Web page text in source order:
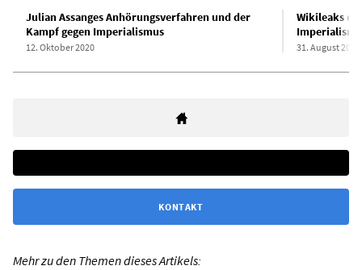
Julian Assanges Anhörungsverfahren und der
Kampf gegen Imperialismus
12. Oktober 2020
Wikileaks
31. August 2019
KONTAKT
Mehr zu den Themen dieses Artikels: